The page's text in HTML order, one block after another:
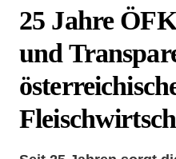
25 Jahre
und